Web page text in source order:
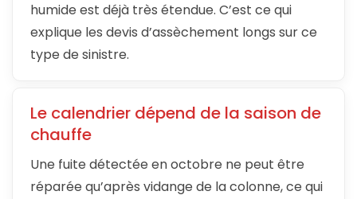
humide est déjà très étendue. C’est ce qui
explique les devis d’assèchement longs sur ce
type de sinistre.
Le calendrier dépend de la saison de
chauffe
Une fuite détectée en octobre ne peut être
réparée qu’après vidange de la colonne, ce qui